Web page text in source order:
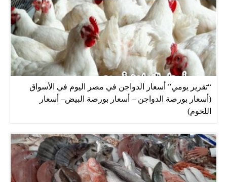
“تقرير يومي” أسعار الدواجن في مصر اليوم في الأسواق
(أسعار بورصة الدواجن – أسعار بورصة البيض– أسعار
اللحوم)